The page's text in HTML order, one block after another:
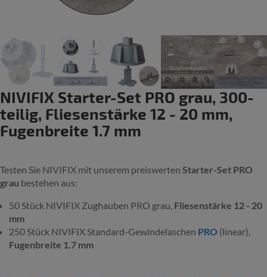
NIVIFIX Starter-Set PRO grau, 300-
teilig, Fliesenstärke 12 - 20 mm,
Fugenbreite 1.7 mm
Testen Sie NIVIFIX mit unserem preiswerten Starter-Set PRO
grau bestehen aus:
50 Stück NIVIFIX Zughauben PRO grau, Fliesenstärke 12 - 20
mm
250 Stück NIVIFIX Standard-Gewindelaschen PRO (linear),
Fugenbreite 1.7 mm